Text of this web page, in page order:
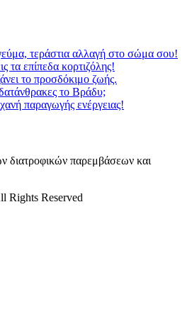
τεράστια αλλαγή στο σώμα σου!
τα επίπεδα κορτιζόλης!
το προσδόκιμο ζωής.
το Βράδυ;
παραγωγής ενέργειας!
διατροφικών παρεμβάσεων και
Rights Reserved